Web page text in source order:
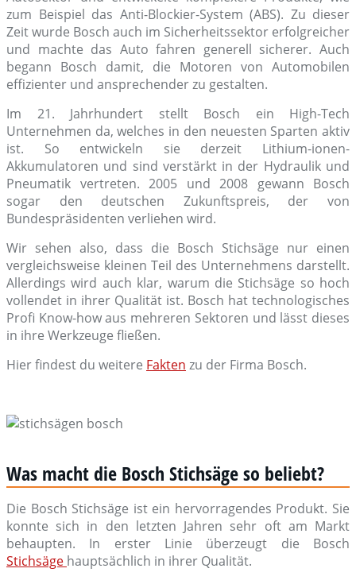
zum Beispiel das Anti-Blockier-System (ABS). Zu dieser
Zeit wurde Bosch auch im Sicherheitssektor erfolgreicher
und machte das Auto fahren generell sicherer. Auch
begann Bosch damit, die Motoren von Automobilen
effizienter und ansprechender zu gestalten.
Im 21. Jahrhundert stellt Bosch ein High-Tech
Unternehmen da, welches in den neuesten Sparten aktiv
ist. So entwickeln sie derzeit Lithium-ionen-
Akkumulatoren und sind verstärkt in der Hydraulik und
Pneumatik vertreten. 2005 und 2008 gewann Bosch
sogar den deutschen Zukunftspreis, der von
Bundespräsidenten verliehen wird.
Wir sehen also, dass die Bosch Stichsäge nur einen
vergleichsweise kleinen Teil des Unternehmens darstellt.
Allerdings wird auch klar, warum die Stichsäge so hoch
vollendet in ihrer Qualität ist. Bosch hat technologisches
Profi Know-how aus mehreren Sektoren und lässt dieses
in ihre Werkzeuge fließen.
Hier findest du weitere Fakten zu der Firma Bosch.
Was macht die Bosch Stichsäge so beliebt?
Die Bosch Stichsäge ist ein hervorragendes Produkt. Sie
konnte sich in den letzten Jahren sehr oft am Markt
behaupten. In erster Linie überzeugt die Bosch
Stichsäge hauptsächlich in ihrer Qualität.